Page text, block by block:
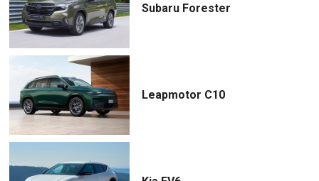
Subaru Forester
Leapmotor C10